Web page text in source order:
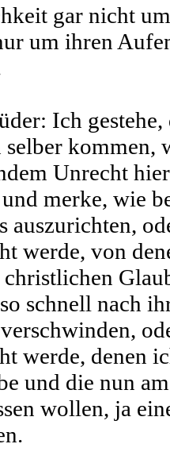
gar nicht
um ihren
Ich
selber
Unrecht
merke, wie
auszurichten,
werde, von
schnell nach
werde, denen
und die nun
wollen, ja